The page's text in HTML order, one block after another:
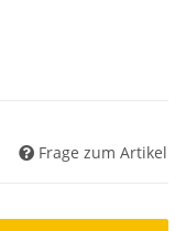
Frage zum Artikel